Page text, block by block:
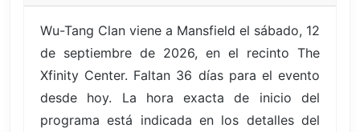
Wu-Tang Clan viene a Mansfield el sábado, 12
de septiembre de 2026, en el recinto The
Xfinity Center. Faltan 36 días para el evento
desde hoy. La hora exacta de inicio del
programa está indicada en los detalles del